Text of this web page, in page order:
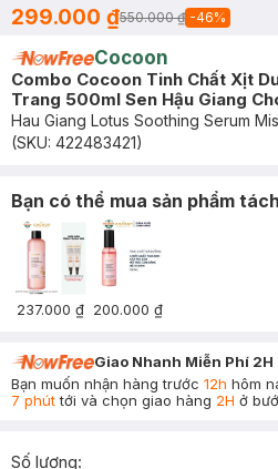
299.000 ₫550.000 ₫ -46%
Cocoon
Combo Cocoon Tinh Chất Xịt
Trang 500ml Sen Hậu Giang
Hau Giang Lotus Soothing Serum
(SKU: 422483421)
Bạn có thể mua sản phẩm
237.000 ₫ 200.000 ₫
Giao Nhanh Miễn Phí 2H
Bạn muốn nhận hàng trước 12h hôm
7 phúttới và chọn giao hàng 2H ở
Số lượng: